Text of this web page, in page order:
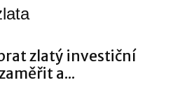
zlatý investiční
a...